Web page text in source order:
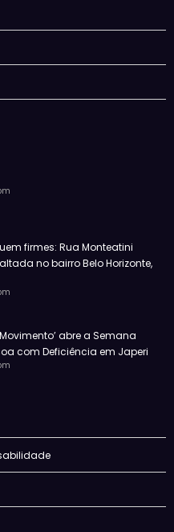
firmes: Rua Monteatini
no bairro Belo Horizonte,
abre a Semana
com Deficiência em Japeri